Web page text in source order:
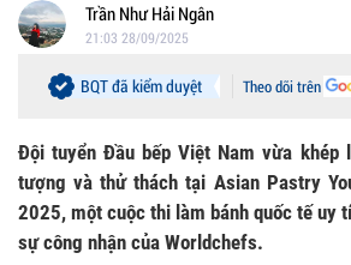
Trần Như Hải Ngân
21:03 28/09/2025
Theo dõi trên
BQT đã kiểm duyệt
Đội tuyển Đầu bếp Việt Nam vừa khép
tượng và thử thách tại Asian Pastry
2025, một cuộc thi làm bánh quốc tế uy
sự công nhận của Worldchefs.